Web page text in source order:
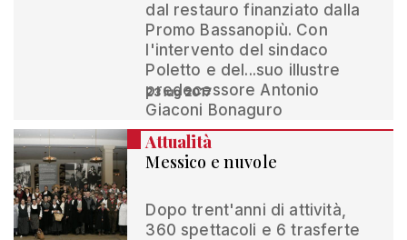
dal restauro finanziato dalla
Promo Bassanopiù. Con
l'intervento del sindaco
Poletto e del...suo illustre
predecessore Antonio
Giaconi Bonaguro
23 lug 2017
Attualità
Messico e nuvole
Dopo trent'anni di attività,
360 spettacoli e 6 trasferte